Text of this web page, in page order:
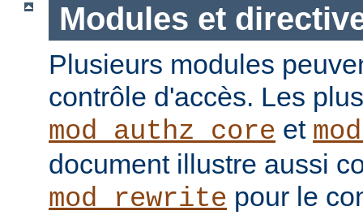
Modules et
Plusieurs modules
contrôle d'accès. Les
mod_authz_core et
document illustre aussi
mod_rewrite pour le